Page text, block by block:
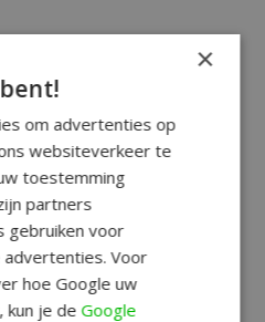
×
om advertenties op
websiteverkeer te
toestemming
partners
gebruiken voor
Voor
hoe Google uw
kun je deGoogle